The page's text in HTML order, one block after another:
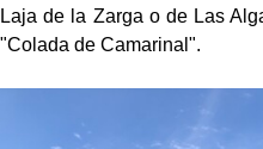
Laja de la Zarga o de Las
"Colada de Camarinal".